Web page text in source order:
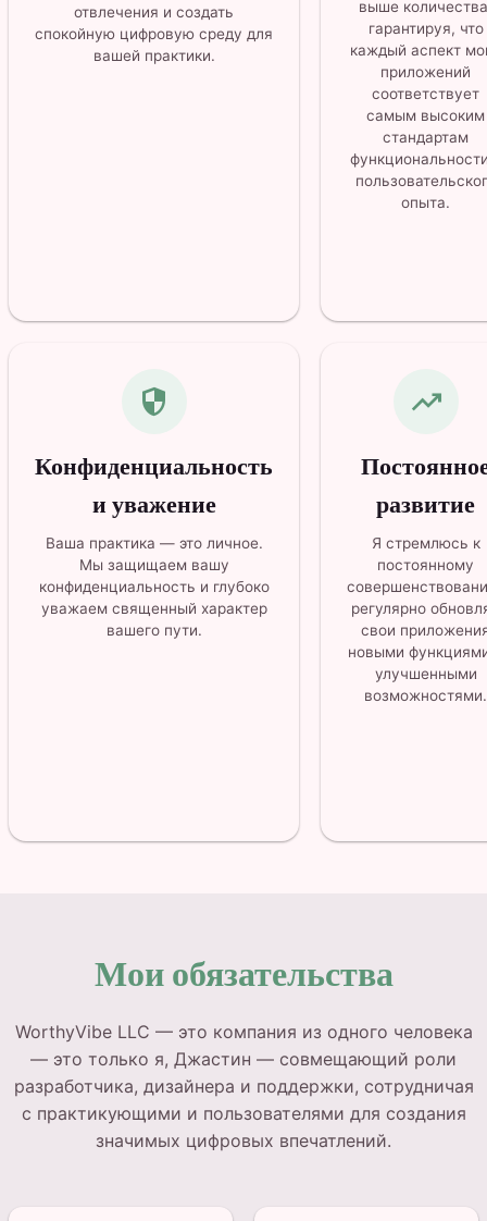
отвлечения и создать
спокойную цифровую среду для
вашей практики.
выше
гарантируя, что
каждый аспект
приложений
соответствует
самым высоким
стандартам
опыта.
security
Конфиденциальность
и уважение
Ваша практика — это личное.
Мы защищаем вашу
конфиденциальность и глубоко
уважаем священный характер
вашего пути.
trending_up
развитие
Я стремлюсь к
постоянному
регулярно
свои
новыми
улучшенными
возможностями.
Мои обязательства
WorthyVibe LLC — это компания из одного человека
— это только я, Джастин — совмещающий роли
разработчика, дизайнера и поддержки, сотрудничая
с практикующими и пользователями для создания
значимых цифровых впечатлений.